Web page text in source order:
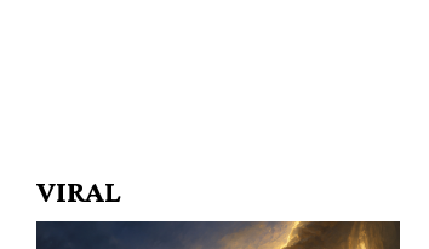
VIRAL